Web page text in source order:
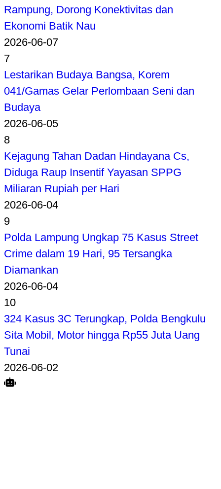
Rampung, Dorong Konektivitas dan
Ekonomi Batik Nau
2026-06-07
7
Lestarikan Budaya Bangsa, Korem
041/Gamas Gelar Perlombaan Seni dan
Budaya
2026-06-05
8
Kejagung Tahan Dadan Hindayana Cs,
Diduga Raup Insentif Yayasan SPPG
Miliaran Rupiah per Hari
2026-06-04
9
Polda Lampung Ungkap 75 Kasus Street
Crime dalam 19 Hari, 95 Tersangka
Diamankan
2026-06-04
10
324 Kasus 3C Terungkap, Polda Bengkulu
Sita Mobil, Motor hingga Rp55 Juta Uang
Tunai
2026-06-02